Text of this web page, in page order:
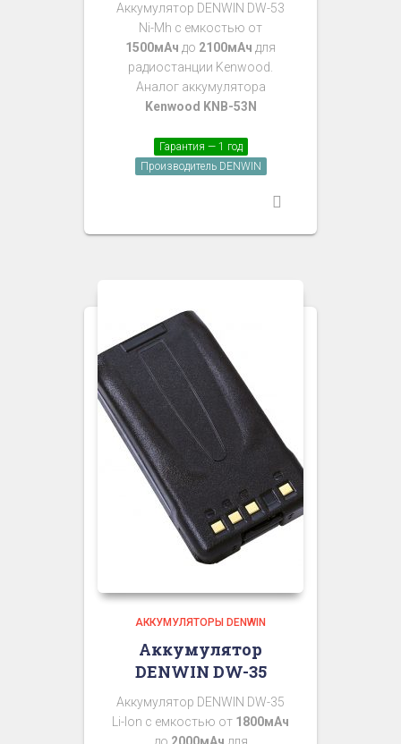
Аккумулятор DENWIN DW-53
Ni-Mh с емкостью от
1500мАч до 2100мАч для
радиостанции Kenwood.
Аналог аккумулятора
Kenwood KNB-53N
Гарантия — 1 год
Производитель DENWIN
АККУМУЛЯТОРЫ DENWIN
Аккумулятор
DENWIN DW-35
Аккумулятор DENWIN DW-35
Li-Ion с емкостью от 1800мАч